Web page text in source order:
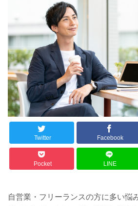
Twitter Facebook
Pocket LINE
自営業・フリーランスの方に多い悩